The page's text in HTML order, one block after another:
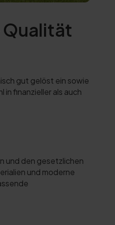
Qualität
gut gelöst ein sowie
finanzieller als auch
und den gesetzlichen
und moderne